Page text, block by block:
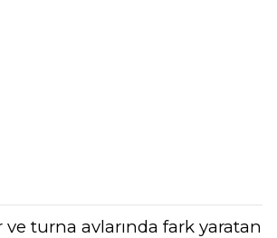
turna avlarında fark yaratan